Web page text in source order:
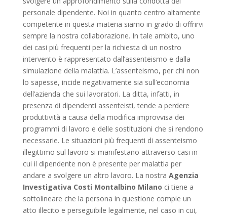
personale dipendente. Noi in quanto centro altamente
competente in questa materia siamo in grado di offrirvi
sempre la nostra collaborazione. In tale ambito, uno
dei casi più frequenti per la richiesta di un nostro
intervento è rappresentato dall’assenteismo e dalla
simulazione della malattia. L’assenteismo, per chi non
lo sapesse, incide negativamente sia sull’economia
dell’azienda che sui lavoratori. La ditta, infatti, in
presenza di dipendenti assenteisti, tende a perdere
produttività a causa della modifica improvvisa dei
programmi di lavoro e delle sostituzioni che si rendono
necessarie. Le situazioni più frequenti di assenteismo
illegittimo sul lavoro si manifestano attraverso casi in
cui il dipendente non è presente per malattia per
andare a svolgere un altro lavoro. La nostra Agenzia
Investigativa Costi Montalbino Milano ci tiene a
sottolineare che la persona in questione compie un
atto illecito e perseguibile legalmente, nel caso in cui,